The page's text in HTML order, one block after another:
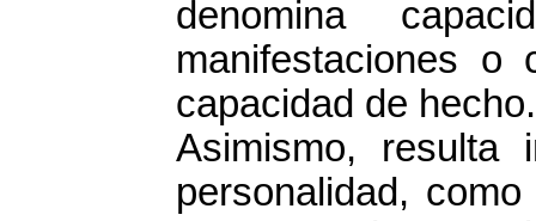
denomina
manifestaciones o
capacidad de hecho.
Asimismo, resulta
personalidad,